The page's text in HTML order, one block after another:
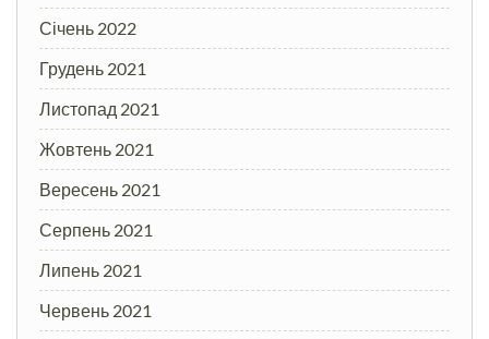
Січень 2022
Грудень 2021
Листопад 2021
Жовтень 2021
Вересень 2021
Серпень 2021
Липень 2021
Червень 2021